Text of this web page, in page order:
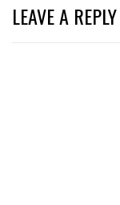
LEAVE A REPLY